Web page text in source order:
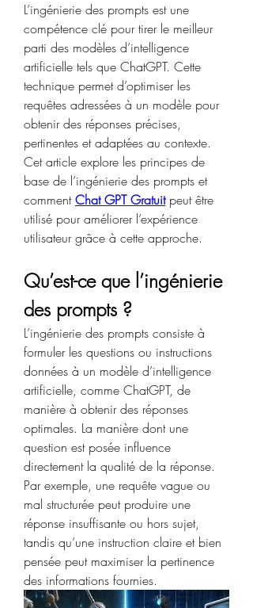
L’ingénierie des prompts est une
compétence clé pour tirer le meilleur
parti des modèles d’intelligence
artificielle tels que ChatGPT. Cette
technique permet d’optimiser les
requêtes adressées à un modèle pour
obtenir des réponses précises,
pertinentes et adaptées au contexte.
Cet article explore les principes de
base de l’ingénierie des prompts et
comment Chat GPT Gratuit peut être
utilisé pour améliorer l’expérience
utilisateur grâce à cette approche.
Qu’est-ce que l’ingénierie
des prompts ?
L’ingénierie des prompts consiste à
formuler les questions ou instructions
données à un modèle d’intelligence
artificielle, comme ChatGPT, de
manière à obtenir des réponses
optimales. La manière dont une
question est posée influence
directement la qualité de la réponse.
Par exemple, une requête vague ou
mal structurée peut produire une
réponse insuffisante ou hors sujet,
tandis qu’une instruction claire et bien
pensée peut maximiser la pertinence
des informations fournies.